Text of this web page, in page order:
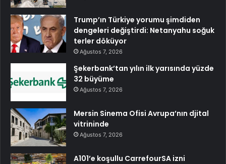
Trump’ın Türkiye yorumu şimdiden
dengeleri değiştirdi: Netanyahu soğuk
terler döküyor
Ağustos 7, 2026
Şekerbank’tan yılın ilk yarısında yüzde
32 büyüme
Ağustos 7, 2026
Mersin Sinema Ofisi Avrupa’nın djital
vitrininde
Ağustos 7, 2026
A101’e koşullu CarrefourSA izni